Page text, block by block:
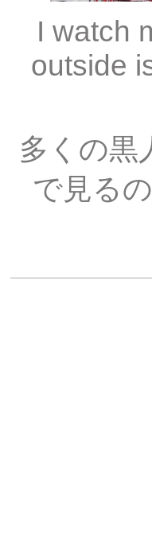
I watch
outside
多くの黒
で見る